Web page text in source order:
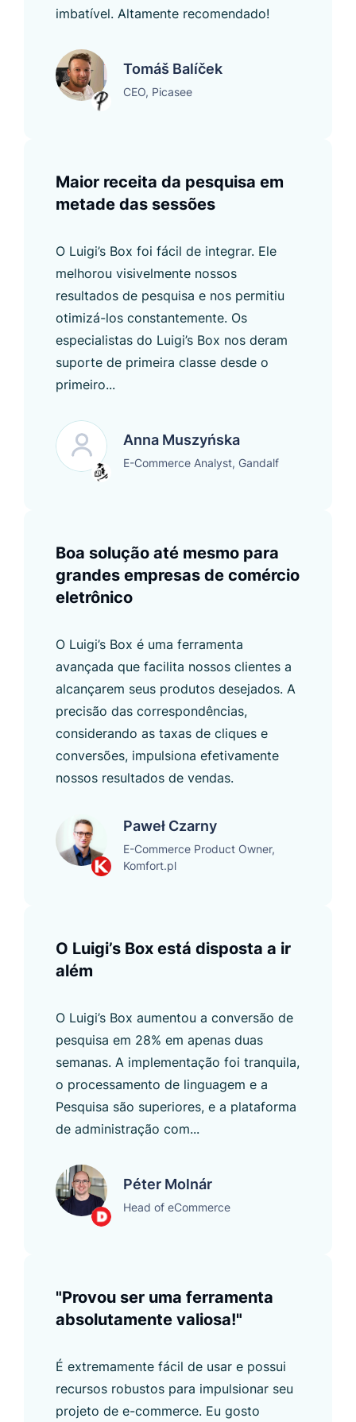
imbatível. Altamente recomendado!
Tomáš Balíček
CEO, Picasee
Maior receita da pesquisa em
metade das sessões
O Luigi’s Box foi fácil de integrar. Ele
melhorou visivelmente nossos
resultados de pesquisa e nos permitiu
otimizá-los constantemente. Os
especialistas do Luigi’s Box nos deram
suporte de primeira classe desde o
primeiro...
Anna Muszyńska
E-Commerce Analyst, Gandalf
Boa solução até mesmo para
grandes empresas de comércio
eletrônico
O Luigi’s Box é uma ferramenta
avançada que facilita nossos clientes a
alcançarem seus produtos desejados. A
precisão das correspondências,
considerando as taxas de cliques e
conversões, impulsiona efetivamente
nossos resultados de vendas.
Paweł Czarny
E-Commerce Product Owner,
Komfort.pl
O Luigi’s Box está disposta a ir
além
O Luigi’s Box aumentou a conversão de
pesquisa em 28% em apenas duas
semanas. A implementação foi tranquila,
o processamento de linguagem e a
Pesquisa são superiores, e a plataforma
de administração com...
Péter Molnár
Head of eCommerce
"Provou ser uma ferramenta
absolutamente valiosa!"
É extremamente fácil de usar e possui
recursos robustos para impulsionar seu
projeto de e-commerce. Eu gosto